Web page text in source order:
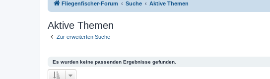
Fliegenfischer-Forum Suche Aktive Themen
Aktive Themen
Zur erweiterten Suche
Es wurden keine passenden Ergebnisse gefunden.